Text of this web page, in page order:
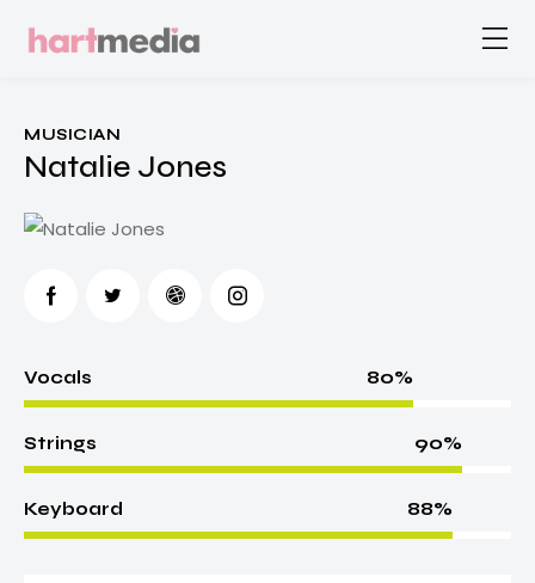
MUSICIAN
Natalie Jones
Vocals 80%
Strings 90%
Keyboard 88%